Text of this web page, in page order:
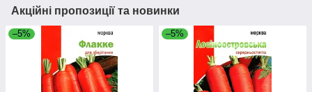
Акційні пропозиції та новинки
–5% –5%